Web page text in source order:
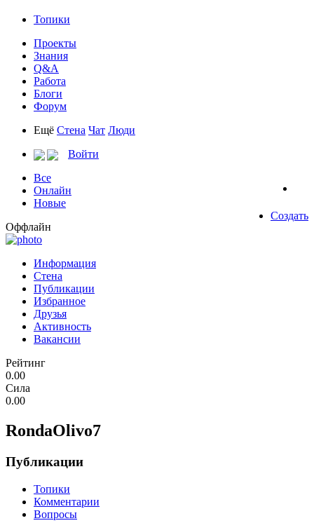
Топики
Проекты
Знания
Q&A
Работа
Блоги
Форум
Ещё Стена Чат Люди
Войти
Все
Онлайн
Новые
Создать
Оффлайн
Информация
Стена
Публикации
Избранное
Друзья
Активность
Вакансии
Рейтинг
0.00
Сила
0.00
RondaOlivo7
Публикации
Топики
Комментарии
Вопросы